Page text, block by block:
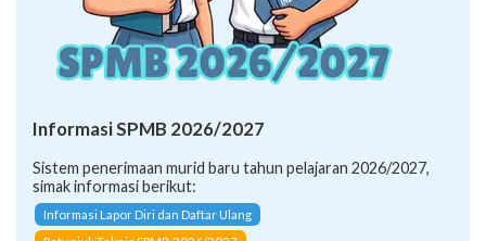
Informasi SPMB 2026/2027
Sistem penerimaan murid baru tahun pelajaran 2026/2027,
simak informasi berikut:
Informasi Lapor Diri dan Daftar Ulang